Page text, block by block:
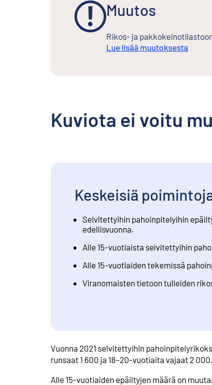
Muutos
Rikos- ja
Lue lisää muutoksesta
Kuviota ei voitu
Keskeisiä
Selvitettyihin pahoinpitelyihin
edellisvuonna.
Alle 15-vuotiaista selvitettyihin
Alle 15-vuotiaiden tekemissä
Viranomaisten tietoon tulleiden
Vuonna 2021 selvitettyihin
runsaat 1 600 ja 18–20-vuotiaita vajaat 2
Alle 15-vuotiaiden epäiltyjen määrä on